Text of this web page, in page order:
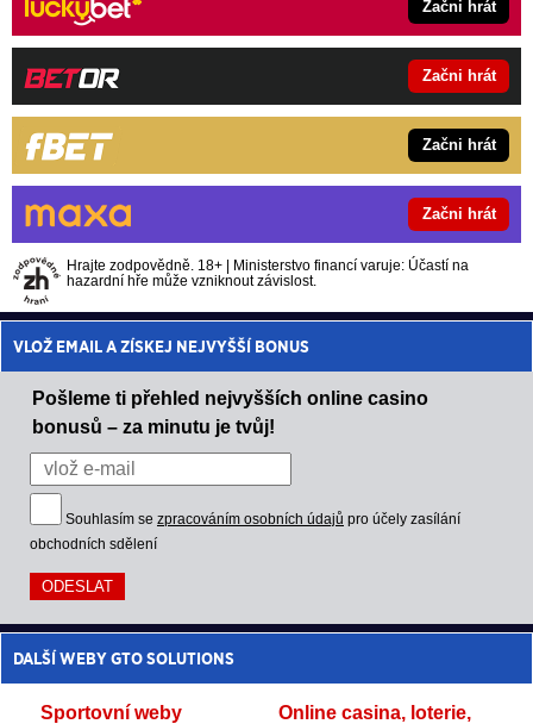
Začni hrát
Začni hrát
Začni hrát
Začni hrát
Hrajte zodpovědně. 18+ | Ministerstvo financí varuje: Účastí na
hazardní hře může vzniknout závislost.
VLOŽ EMAIL A ZÍSKEJ NEJVYŠŠÍ BONUS
Pošleme ti přehled nejvyšších online casino
bonusů – za minutu je tvůj!
Souhlasím se zpracováním osobních údajů pro účely zasílání
obchodních sdělení
DALŠÍ WEBY GTO SOLUTIONS
Sportovní weby
Online casina, loterie,